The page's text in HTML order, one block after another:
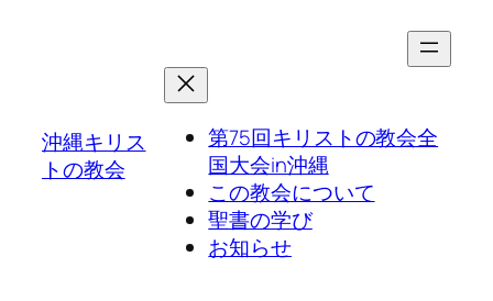
沖縄キリス
トの教会
第75回キリストの教会全
国大会in沖縄
この教会について
聖書の学び
お知らせ